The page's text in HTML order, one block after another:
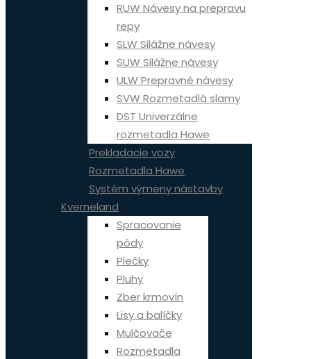
RUW Návesy na prepravu
repy
SLW Silážne návesy
SUW Silážne návesy
ULW Prepravné návesy
SVW Rozmetadlá slamy
DST Univerzálne
rozmetadla Hawe
Prekladacie vozy
Rozmetadla Hawe
Systém výmeny nástavby
Kverneland
Spracovanie
pôdy
Plečky
Pluhy
Zber krmovín
Lisy a balíčky
Mulčovače
Rozmetadla